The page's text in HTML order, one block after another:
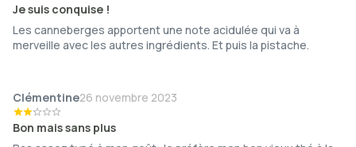
Je suis conquise !
Les canneberges apportent une note acidulée qui va à
merveille avec les autres ingrédients. Et puis la pistache.
Clémentine26 novembre 2023
Bon mais sans plus